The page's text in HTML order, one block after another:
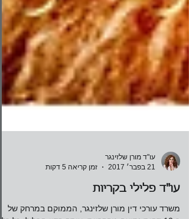
עו"ד מורן שלזינגר
21 בפבר׳ 2017
זמן קריאה 5 דקות
עו"ד פלילי בקריות